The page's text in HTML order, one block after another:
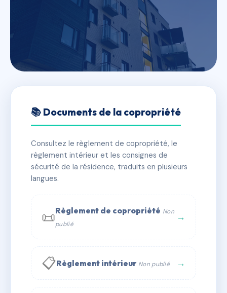
L'OREE DES PINS
✓ Immatriculée 🏠 90 lots 🏗 4 bâtiment(s)
📞 Contacter Syndic Digital
📚 Documents de la copropriété
Consultez le règlement de copropriété, le
règlement intérieur et les consignes de
sécurité de la résidence, traduits en plusieurs
langues.
📜Règlement de copropriété Non
publié
→
📋Règlement intérieur Non publié →